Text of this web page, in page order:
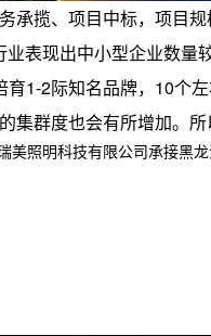
揽、项目中标，项目
表现出中小型企业数
育1-2际知名品牌，10个左
群度也会有所增加。所
照明科技有限公司承接黑